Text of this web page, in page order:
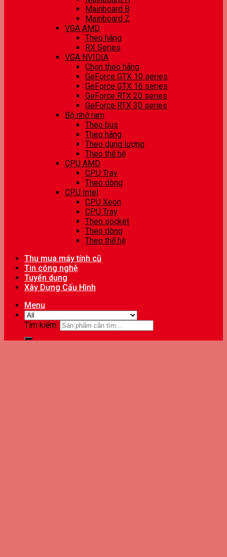
Mainboard B
Mainboard Z
VGA AMD
Theo hãng
RX Series
VGA NVIDIA
Chọn theo hãng
GeForce GTX 10 series
GeForce GTX 16 series
GeForce RTX 20 series
GeForce RTX 30 series
Bộ nhớ ram
Theo bus
Theo hãng
Theo dung lượng
Theo thế hệ
CPU AMD
CPU Tray
Theo dòng
CPU Intel
CPU Xeon
CPU Tray
Theo socket
Theo dòng
Theo thế hệ
Thu mua máy tính cũ
Tin công nghệ
Tuyển dụng
Xây Dựng Cấu Hình
Menu
Tìm kiếm: